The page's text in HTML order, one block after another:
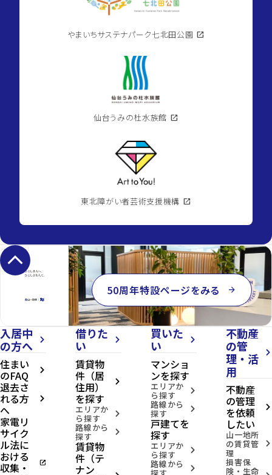
やまいちサステナパーク七北田公園 open_in_new
仙台うみの杜水族館 open_in_new
東北障がい者芸術支援機構 open_in_new
keyboard_arrow_up
50周年特設ページをみる arrow_forward
入居中
の方へ
arrow_forward_ios
住まい
のFAQ arrow_forward_ios
退去さ
れる方
へ
arrow_forward_ios
家電リ
サイク
ル法に
おける
収集・ open_in_new
借りた
い
arrow_forward_ios
賃貸物
件（居
住用）
を探す
arrow_forward_ios
エリアか
ら探す arrow_forward_ios
路線から
探す arrow_forward_ios
賃貸物
件（テ
ナン
買いた
い
arrow_forward_ios
マンショ
ンを探す
エリアか
ら探す arrow_forward_ios
路線から
探す arrow_forward_ios
戸建てを
探す
エリアか
ら探す arrow_forward_ios
路線から
探す arrow_forward_ios
不動産
の管
理・活
用
arrow_forward_ios
不動産
の管理
を依頼
したい
arrow_forward_ios
山一地所
の賃貸管
理
arrow_forward_ios
損害保
険・生命